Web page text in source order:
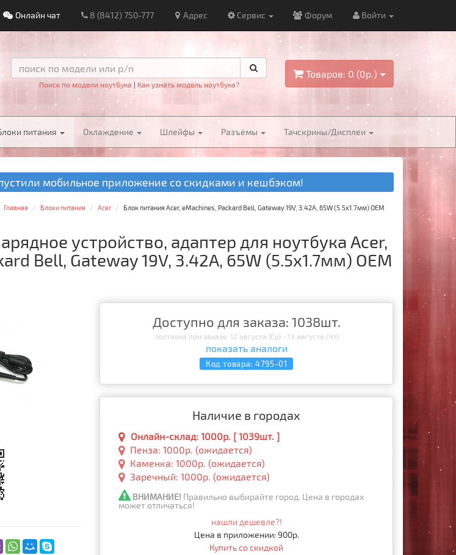
Онлайн чат 8 (8412) 750-777 Адрес Сервис Форум Войти
Поиск по модели ноутбука | Как узнать модель ноутбука?
Товаров: 0 (0р.)
питания Охлаждение Шлейфы Разъёмы Тачскрины/Дисплеи
мобильное приложение со скидками и кешбэком!
Главная Блоки питания Acer Блок питания Acer, eMachines, Packard Bell, Gateway 19V, 3.42A, 65W (5.5x1.7мм) OEM
устройство, адаптер для ноутбука Acer,
Bell, Gateway 19V, 3.42A, 65W (5.5x1.7мм) OEM
Доступно для заказа: 1038шт.
поставка при заказе: 12 августа (Ср) - 13 августа (Чт)
показать аналоги
Код товара:4795-01
Наличие в городах
Онлайн-склад: 1000р. [ 1039шт. ]
Пенза: 1000р. (ожидается)
Каменка: 1000р. (ожидается)
Заречный: 1000р. (ожидается)
ВНИМАНИЕ! Правильно выбирайте город. Цена в городах
может отличаться!
нашли дешевле?!
Цена в приложении: 900р.
Купить со скидкой